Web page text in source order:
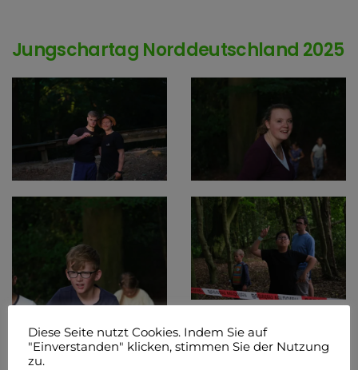
Jungschartag Norddeutschland 2025
Diese Seite nutzt Cookies. Indem Sie auf
"Einverstanden" klicken, stimmen Sie der Nutzung
zu.